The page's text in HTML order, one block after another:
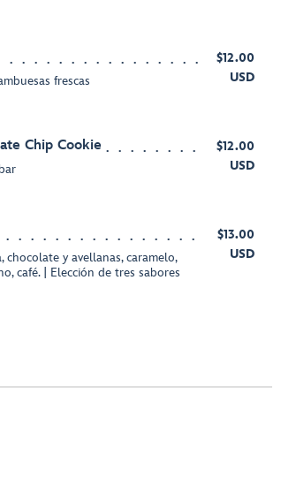
frescas
$12.00
USD
Chip Cookie
$12.00
USD
chocolate y avellanas, caramelo,
café. | Elección de tres sabores
$13.00
USD